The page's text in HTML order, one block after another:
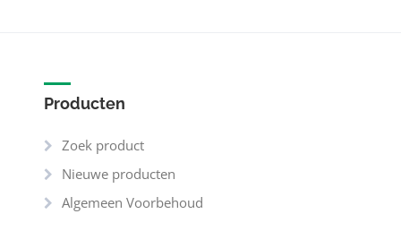
Producten
Zoek product
Nieuwe producten
Algemeen Voorbehoud